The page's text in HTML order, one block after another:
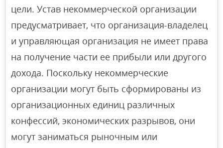
цели. Устав некоммерческой организации
предусматривает, что организация-владелец
и управляющая организация не имеет права
на получение части ее прибыли или другого
дохода. Поскольку некоммерческие
организации могут быть сформированы из
организационных единиц различных
конфессий, экономических разрывов, они
могут заниматься рыночным или